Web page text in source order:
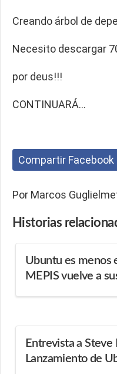
Creando árbol de
Necesito descargar
por deus!!!
CONTINUARÁ…
Compartir Facebook
Por Marcos
Historias
Ubuntu es menos
MEPIS vuelve a
Entrevista a Steve
Lanzamiento de